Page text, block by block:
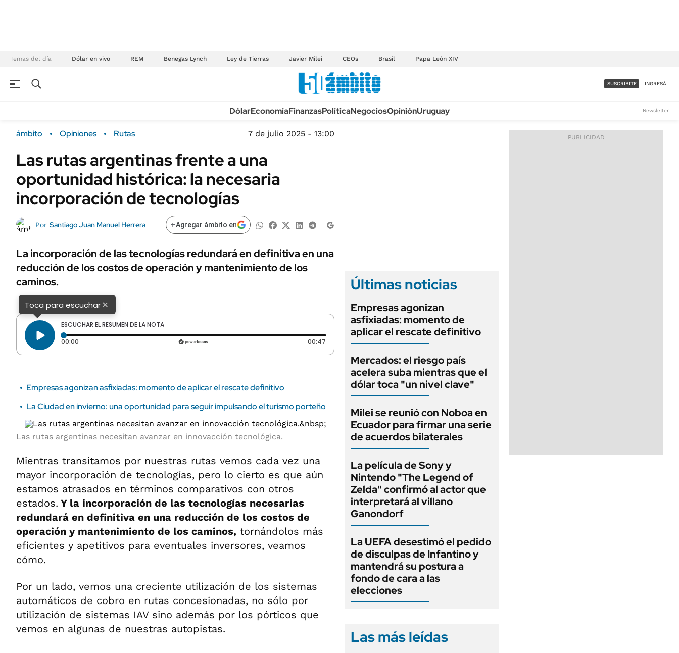
Temas del día Dólar en vivo REM Benegas Lynch Ley de Tierras Javier Milei CEOs Brasil Papa León XIV
Campo
FINANZAS
Dólar
ÁMBITO DEBATE
Sustentabilidad
Seguros
POLÍTICA
Nacional
URUGUAY
TECNOLOGÍA
MÉXICO
MUNDO
INFORMACIÓN GENERAL
AUTOS
ACCESO FULL - $1.800/MES
SUSCRIBITE INGRESÁ
DólarEconomíaFinanzasPolíticaNegociosOpiniónUruguay Newsletter
ámbito Opiniones Rutas 7 de julio 2025 - 13:00
Las rutas argentinas frente a una
oportunidad histórica: la necesaria
incorporación de tecnologías
Por Santiago Juan Manuel Herrera +Agregar ámbito en
La incorporación de las tecnologías redundará en definitiva en una
reducción de los costos de operación y mantenimiento de los
caminos.
Toca para escuchar×
ESCUCHAR EL RESUMEN DE LA NOTA
00:00 Tiempo transcurrido: 0 segundos 00:47 Duración: 47 segundos
Empresas agonizan asfixiadas: momento de aplicar el rescate definitivo
La Ciudad en invierno: una oportunidad para seguir impulsando el turismo porteño
Las rutas argentinas necesitan avanzar en innovacción tecnológica.
Mientras transitamos por nuestras rutas vemos cada vez una
mayor incorporación de tecnologías, pero lo cierto es que aún
estamos atrasados en términos comparativos con otros
estados. Y la incorporación de las tecnologías necesarias
redundará en definitiva en una reducción de los costos de
operación y mantenimiento de los caminos, tornándolos más
eficientes y apetitivos para eventuales inversores, veamos
cómo.
Por un lado, vemos una creciente utilización de los sistemas
automáticos de cobro en rutas concesionadas, no sólo por
utilización de sistemas IAV sino además por los pórticos que
vemos en algunas de nuestras autopistas.
Últimas noticias
Empresas agonizan
asfixiadas: momento de
aplicar el rescate definitivo
Mercados: el riesgo país
acelera suba mientras que el
dólar toca "un nivel clave"
Milei se reunió con Noboa en
Ecuador para firmar una serie
de acuerdos bilaterales
La película de Sony y
Nintendo "The Legend of
Zelda" confirmó al actor que
interpretará al villano
Ganondorf
La UEFA desestimó el pedido
de disculpas de Infantino y
mantendrá su postura a
fondo de cara a las
elecciones
Las más leídas